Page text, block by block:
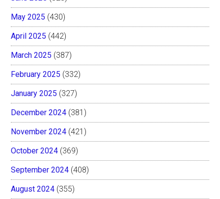
May 2025 (430)
April 2025 (442)
March 2025 (387)
February 2025 (332)
January 2025 (327)
December 2024 (381)
November 2024 (421)
October 2024 (369)
September 2024 (408)
August 2024 (355)